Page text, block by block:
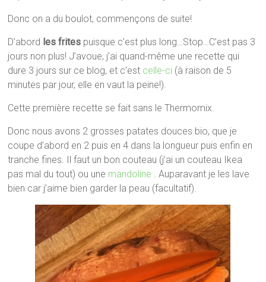
Donc on a du boulot, commençons de suite!
D’abord les frites puisque c’est plus long…Stop…C’est pas 3
jours non plus! J’avoue, j’ai quand-même une recette qui
dure 3 jours sur ce blog, et c’est celle-ci (à raison de 5
minutes par jour, elle en vaut la peine!).
Cette première recette se fait sans le Thermomix.
Donc nous avons 2 grosses patates douces bio, que je
coupe d’abord en 2 puis en 4 dans la longueur puis enfin en
tranche fines. Il faut un bon couteau (j’ai un couteau Ikea
pas mal du tout) ou une mandoline . Auparavant je les lave
bien car j’aime bien garder la peau (facultatif).